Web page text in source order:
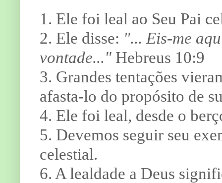
1. Ele foi leal ao Seu Pai
2. Ele disse: "... Eis-me
vontade..." Hebreus 10:9
3. Grandes tentações
afasta-lo do propósito de
4. Ele foi leal, desde o
5. Devemos seguir seu
celestial.
6. A lealdade a Deus